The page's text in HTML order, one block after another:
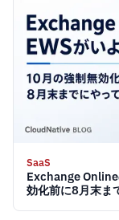
SaaS
Exchange
効化前に8月末ま